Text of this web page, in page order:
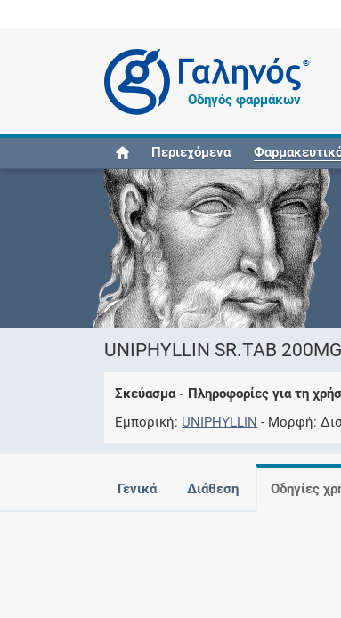
®
Οδηγός φαρμάκων
Περιεχόμενα
UNIPHYLLIN SR.TAB
Σκεύασμα - Πληροφορίες για τη
Εμπορική UNIPHYLLIN Μορφή
Γενικά Διάθεση Οδηγίες